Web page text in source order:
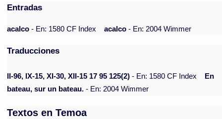
Entradas
acalco- En: 1580 CF Index acalco- En: 2004 Wimmer
Traducciones
II-96, IX-15, XI-30, XII-15 17 95 125(2) - En: 1580 CF Index
En
bateau, sur un bateau. - En: 2004 Wimmer
Textos en Temoa